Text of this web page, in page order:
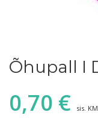
Õhupall I
0,70 € sis. KM